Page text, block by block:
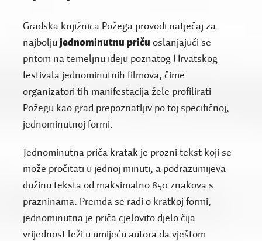
Gradska knjižnica Požega provodi natječaj za
najbolju jednominutnu pričuoslanjajući se
pritom na temeljnu ideju poznatog Hrvatskog
festivala jednominutnih filmova, čime
organizatori tih manifestacija žele profilirati
Požegu kao grad prepoznatljiv po toj specifičnoj,
jednominutnoj formi.
Jednominutna priča kratak je prozni tekst koji se
može pročitati u jednoj minuti, a podrazumijeva
dužinu teksta od maksimalno 850 znakova s
prazninama. Premda se radi o kratkoj formi,
jednominutna je priča cjelovito djelo čija
vrijednost leži u umijeću autora da vještom